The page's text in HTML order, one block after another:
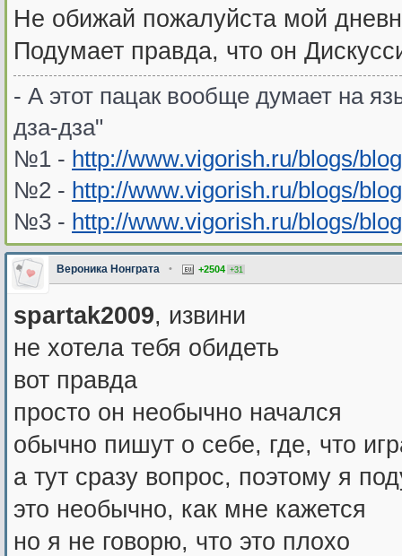
Не обижай пожалуйста мой
Подумает правда, что он
- А этот пацак вообще думает на
дза-дза"
№1 - http://www.vigorish.ru/blogs/
№2 - http://www.vigorish.ru/blogs/
№3 - http://www.vigorish.ru/blogs/
Вероника Нонграта • +2504 +31
spartak2009, извини
не хотела тебя обидеть
вот правда
просто он необычно начался
обычно пишут о себе, где, что
а тут сразу вопрос, поэтому я
это необычно, как мне кажется
но я не говорю, что это плохо